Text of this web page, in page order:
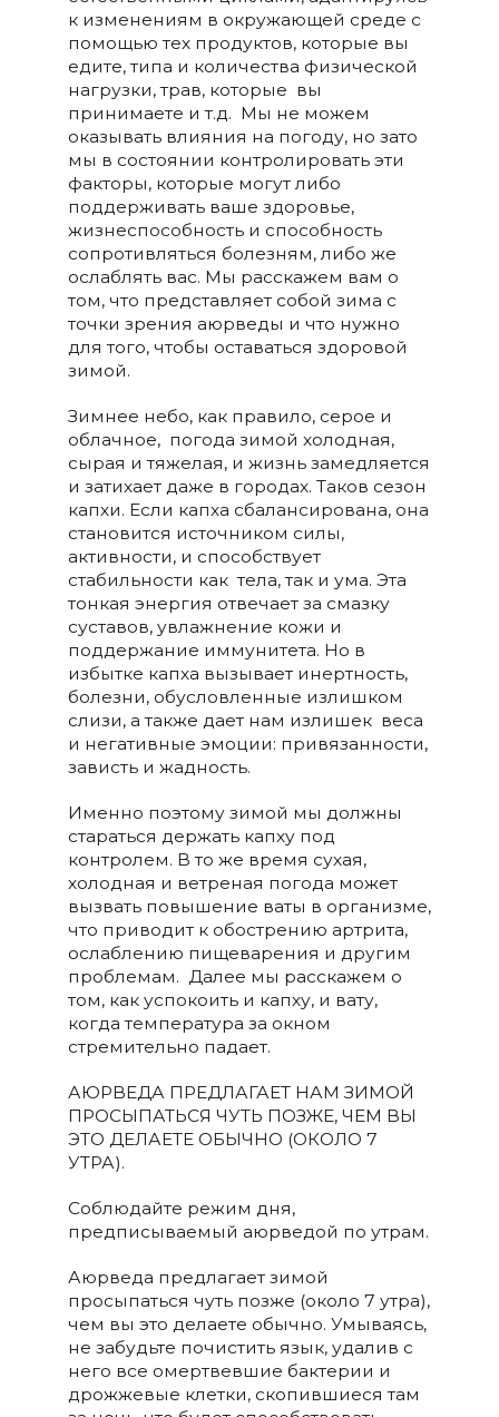
к изменениям в окружающей среде с
помощью тех продуктов, которые вы
едите, типа и количества физической
нагрузки, трав, которые вы
принимаете и т.д. Мы не можем
оказывать влияния на погоду, но зато
мы в состоянии контролировать эти
факторы, которые могут либо
поддерживать ваше здоровье,
жизнеспособность и способность
сопротивляться болезням, либо же
ослаблять вас. Мы расскажем вам о
том, что представляет собой зима с
точки зрения аюрведы и что нужно
для того, чтобы оставаться здоровой
зимой.
Зимнее небо, как правило, серое и
облачное, погода зимой холодная,
сырая и тяжелая, и жизнь замедляется
и затихает даже в городах. Таков сезон
капхи. Если капха сбалансирована, она
становится источником силы,
активности, и способствует
стабильности как тела, так и ума. Эта
тонкая энергия отвечает за смазку
суставов, увлажнение кожи и
поддержание иммунитета. Но в
избытке капха вызывает инертность,
болезни, обусловленные излишком
слизи, а также дает нам излишек веса
и негативные эмоции: привязанности,
зависть и жадность.
Именно поэтому зимой мы должны
стараться держать капху под
контролем. В то же время сухая,
холодная и ветреная погода может
вызвать повышение ваты в организме,
что приводит к обострению артрита,
ослаблению пищеварения и другим
проблемам. Далее мы расскажем о
том, как успокоить и капху, и вату,
когда температура за окном
стремительно падает.
АЮРВЕДА ПРЕДЛАГАЕТ НАМ ЗИМОЙ
ПРОСЫПАТЬСЯ ЧУТЬ ПОЗЖЕ, ЧЕМ ВЫ
ЭТО ДЕЛАЕТЕ ОБЫЧНО (ОКОЛО 7
УТРА).
Соблюдайте режим дня,
предписываемый аюрведой по утрам.
Аюрведа предлагает зимой
просыпаться чуть позже (около 7 утра),
чем вы это делаете обычно. Умываясь,
не забудьте почистить язык, удалив с
него все омертвевшие бактерии и
дрожжевые клетки, скопившиеся там